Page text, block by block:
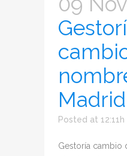
Madrid
Posted at 12:11h
Gestoría cambio